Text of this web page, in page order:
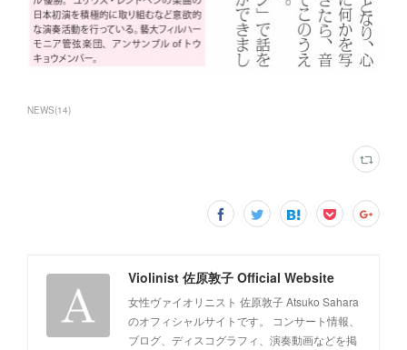
NEWS(14)
Violinist 佐原敦子 Official Website
女性ヴァイオリニスト 佐原敦子 Atsuko Sahara
のオフィシャルサイトです。 コンサート情報、
ブログ、ディスコグラフィ、演奏動画などを掲